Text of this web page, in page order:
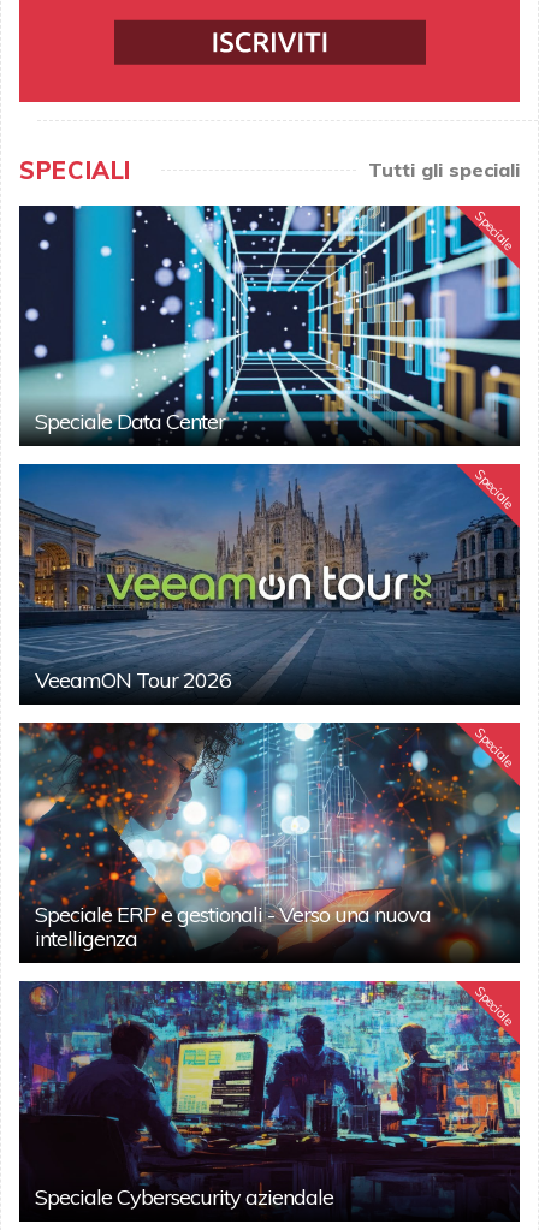
SPECIALI Tutti gli speciali
Speciale
Speciale Data Center
Speciale
VeeamON Tour 2026
Speciale
Speciale ERP e gestionali - Verso una nuova
intelligenza
Speciale
Speciale Cybersecurity aziendale